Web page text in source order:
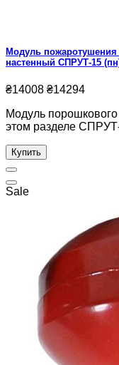
Модуль пожаротушения
настенный СПРУТ-15
₴14008 ₴14294
Модуль
этом разделе
Купить
Sale